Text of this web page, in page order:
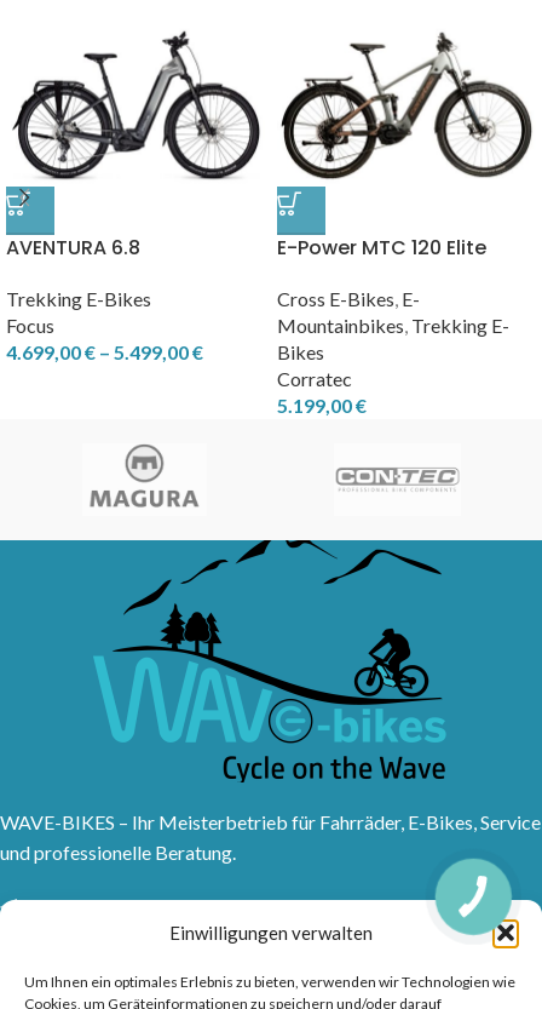
Einwilligungen verwalten
Um Ihnen ein optimales Erlebnis zu bieten, verwenden wir Technologien wie
Cookies, um Geräteinformationen zu speichern und/oder darauf
AVENTURA 6.8
Trekking E-Bikes
Focus
4.699,00€ – 5.499,00€
E-Power MTC 120 Elite
Cross E-Bikes, E-
Mountainbikes, Trekking E-
Bikes
Corratec
5.199,00€
WAVE-BIKES – Ihr Meisterbetrieb für Fahrräder, E-Bikes, Service
und professionelle Beratung.
Sanddornweg 10, 53773 Hennef (Sieg)
Tel: 02242 9176417
Tel: 02241315150